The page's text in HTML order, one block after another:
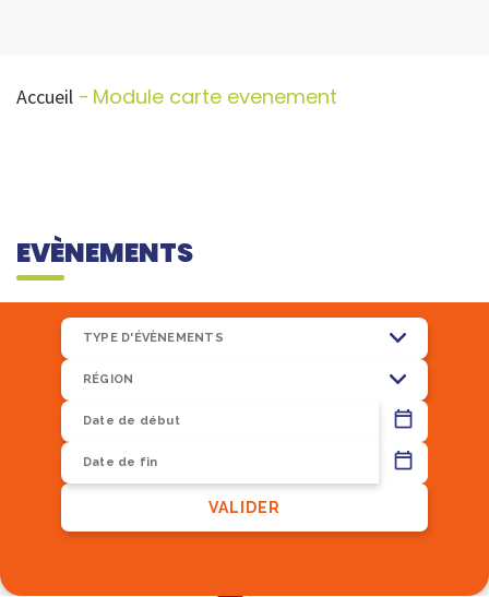
Accueil Module carte evenement
EVÈNEMENTS
TYPE D'ÉVÈNEMENTS
RÉGION
VALIDER
13